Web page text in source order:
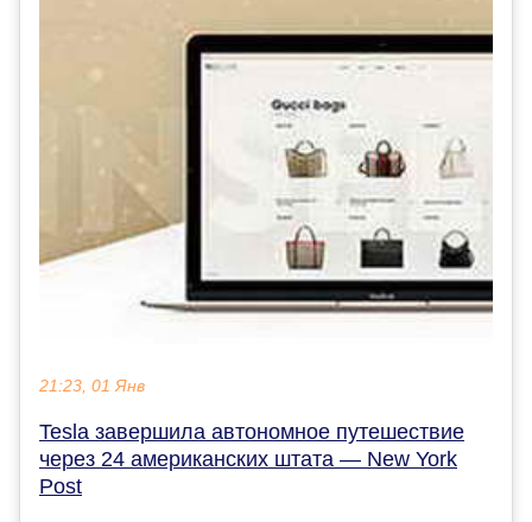
21:23, 01 Янв
Tesla завершила автономное путешествие
через 24 американских штата — New York
Post